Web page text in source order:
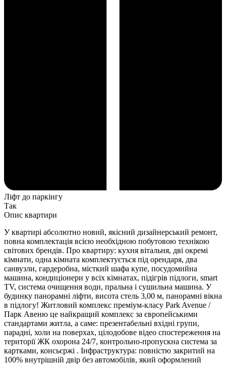
Ліфт до паркінгу
Так
Опис квартири
У квартирі абсолютно новий, якісний дизайнерський ремонт,
повна комплектація всією необхідною побутовою технікою
світових брендів. Про квартиру: кухня вітальня, дві окремі
кімнати, одна кімната комплектується під орендаря, два
санвузли, гардеробна, місткий шафа купе, посудомийна
машина, кондиціонери у всіх кімнатах, підігрів підлоги, smart
TV, система очищення води, пральна і сушильна машина. У
будинку панорамні ліфти, висота стель 3,00 м, панорамні вікна
в підлогу! Житловий комплекс преміум-класу Park Avenue /
Парк Авеню це найкращий комплекс за європейськими
стандартами житла, а саме: презентабельні вхідні групи,
парадні, холи на поверхах, цілодобове відео спостереження на
території ЖК охорона 24/7, контрольно-пропускна система за
картками, консьєржі . Інфраструктура: повністю закритий на
100% внутрішній двір без автомобілів, який оформлений